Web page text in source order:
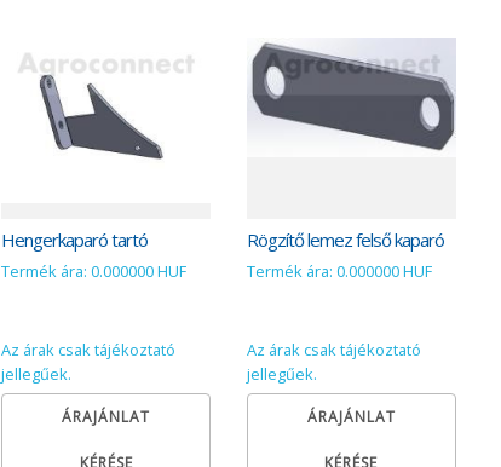
Hengerkaparó tartó
Termék ára: 0.000000 HUF
Az árak csak tájékoztató
jellegűek.
ÁRAJÁNLAT
Rögzítő lemez felső kaparó
Termék ára: 0.000000 HUF
Az árak csak tájékoztató
jellegűek.
ÁRAJÁNLAT